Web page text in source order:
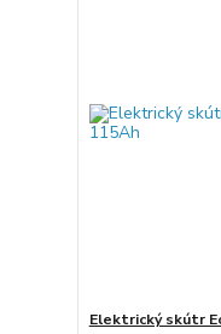
Elektrický skútr